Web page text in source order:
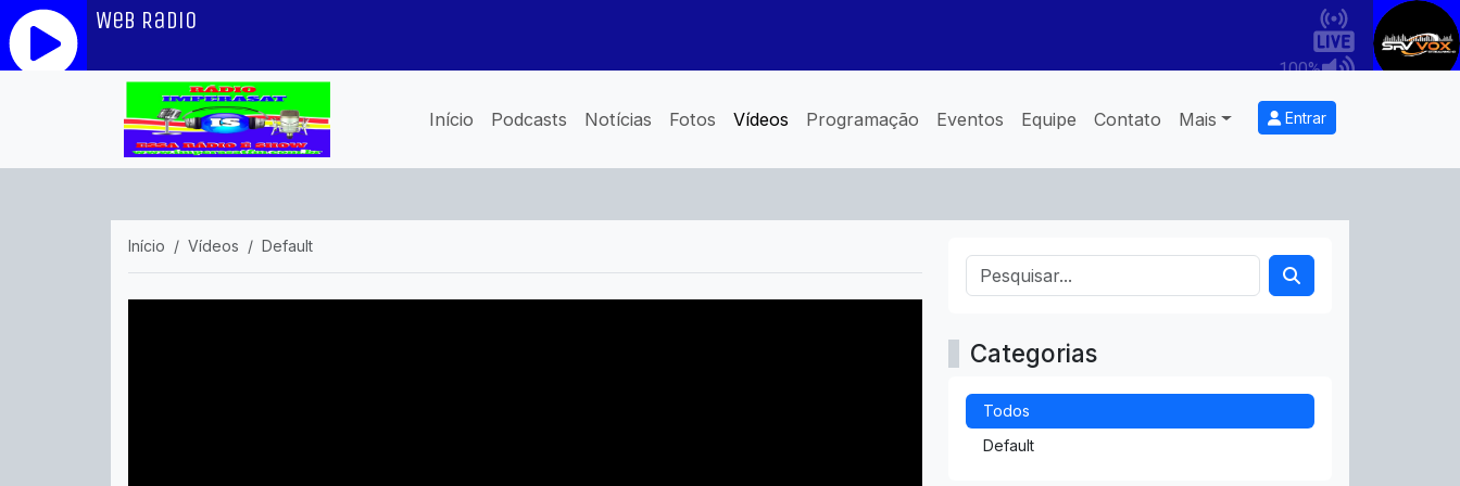
Início Podcasts Notícias Fotos Vídeos Programação Eventos Equipe Contato Mais Entrar
Início Vídeos Default
Categorias
Todos
Default